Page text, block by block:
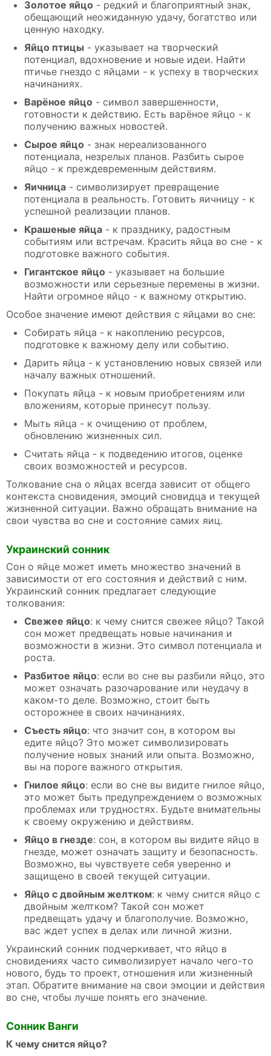
Золотое яйцо - редкий и благоприятный знак,
обещающий неожиданную удачу, богатство или
ценную находку.
Яйцо птицы - указывает на творческий
потенциал, вдохновение и новые идеи. Найти
птичье гнездо с яйцами - к успеху в творческих
начинаниях.
Варёное яйцо - символ завершенности,
готовности к действию. Есть варёное яйцо - к
получению важных новостей.
Сырое яйцо - знак нереализованного
потенциала, незрелых планов. Разбить сырое
яйцо - к преждевременным действиям.
Яичница - символизирует превращение
потенциала в реальность. Готовить яичницу - к
успешной реализации планов.
Крашеные яйца - к празднику, радостным
событиям или встречам. Красить яйца во сне - к
подготовке важного события.
Гигантское яйцо - указывает на большие
возможности или серьезные перемены в жизни.
Найти огромное яйцо - к важному открытию.
Особое значение имеют действия с яйцами во сне:
Собирать яйца - к накоплению ресурсов,
подготовке к важному делу или событию.
Дарить яйца - к установлению новых связей или
началу важных отношений.
Покупать яйца - к новым приобретениям или
вложениям, которые принесут пользу.
Мыть яйца - к очищению от проблем,
обновлению жизненных сил.
Считать яйца - к подведению итогов, оценке
своих возможностей и ресурсов.
Толкование сна о яйцах всегда зависит от общего
контекста сновидения, эмоций сновидца и текущей
жизненной ситуации. Важно обращать внимание на
свои чувства во сне и состояние самих яиц.
Украинский сонник
Сон о яйце может иметь множество значений в
зависимости от его состояния и действий с ним.
Украинский сонник предлагает следующие
толкования:
Свежее яйцо: к чему снится свежее яйцо? Такой
сон может предвещать новые начинания и
возможности в жизни. Это символ потенциала и
роста.
Разбитое яйцо: если во сне вы разбили яйцо, это
может означать разочарование или неудачу в
каком-то деле. Возможно, стоит быть
осторожнее в своих начинаниях.
Съесть яйцо: что значит сон, в котором вы
едите яйцо? Это может символизировать
получение новых знаний или опыта. Возможно,
вы на пороге важного открытия.
Гнилое яйцо: если во сне вы видите гнилое яйцо,
это может быть предупреждением о возможных
проблемах или трудностях. Будьте внимательны
к своему окружению и действиям.
Яйцо в гнезде: сон, в котором вы видите яйцо в
гнезде, может означать защиту и безопасность.
Возможно, вы чувствуете себя уверенно и
защищено в своей текущей ситуации.
Яйцо с двойным желтком: к чему снится яйцо с
двойным желтком? Такой сон может
предвещать удачу и благополучие. Возможно,
вас ждет успех в делах или личной жизни.
Украинский сонник подчеркивает, что яйцо в
сновидениях часто символизирует начало чего-то
нового, будь то проект, отношения или жизненный
этап. Обратите внимание на свои эмоции и действия
во сне, чтобы лучше понять его значение.
Сонник Ванги
К чему снится яйцо?